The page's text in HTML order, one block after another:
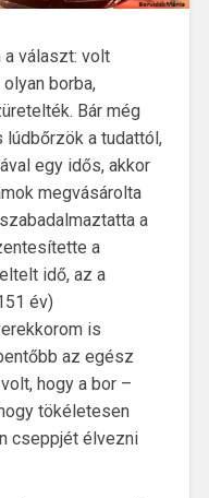
a választ: volt
borba,
Bár még
lúdbőrzök a tudattól,
egy idős, akkor
megvásárolta
a
a
idő, az a
év)
is
az egész
hogy a bor –
tökéletesen
cseppjét élvezni